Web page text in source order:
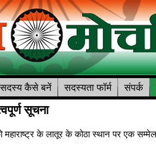
सदस्य कैसे बनें सदस्यता फॉर्म संपर्क
सूचना
के लातूर के कोठा स्थान पर एक